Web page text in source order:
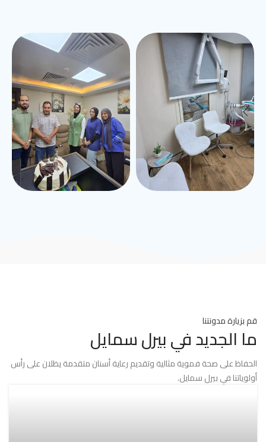
قم بزيارة مدونتنا
ما الجديد في بيرل سمايل
الحفاظ على صحة فموية مثالية وتقديم رعاية أسنان متقدمة يظلان على رأس
أولوياتنا في بيرل سمايل.